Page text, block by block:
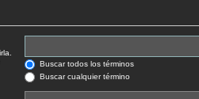
Buscar todos los términos
Buscar cualquier término